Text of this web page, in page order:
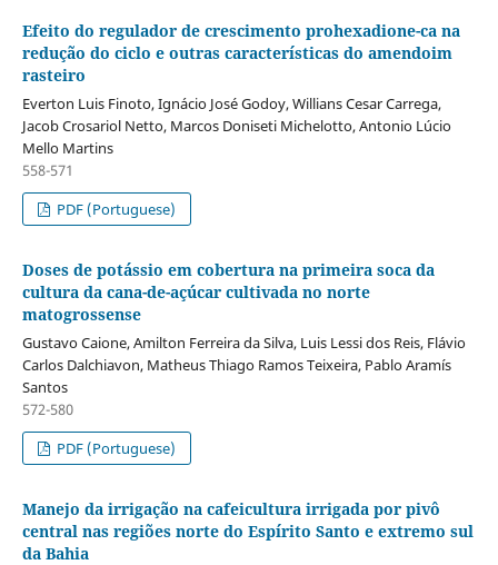
Efeito do regulador de crescimento prohexadione-ca na
redução do ciclo e outras características do amendoim
rasteiro
Everton Luis Finoto, Ignácio José Godoy, Willians Cesar Carrega,
Jacob Crosariol Netto, Marcos Doniseti Michelotto, Antonio Lúcio
Mello Martins
558-571
PDF (Portuguese)
Doses de potássio em cobertura na primeira soca da
cultura da cana-de-açúcar cultivada no norte
matogrossense
Gustavo Caione, Amilton Ferreira da Silva, Luis Lessi dos Reis, Flávio
Carlos Dalchiavon, Matheus Thiago Ramos Teixeira, Pablo Aramís
Santos
572-580
PDF (Portuguese)
Manejo da irrigação na cafeicultura irrigada por pivô
central nas regiões norte do Espírito Santo e extremo sul
da Bahia